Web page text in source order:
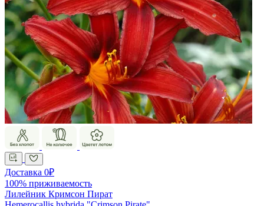
Доставка 0₽
100% приживаемость
Лилейник Кримсон Пират